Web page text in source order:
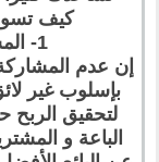
كيف
1- المشاركة على مجتمع خمسات
إن عدم
بإسلوب غير
لتحقيق
الباعة و